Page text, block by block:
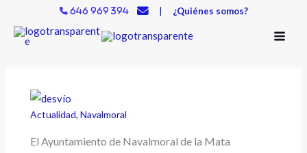
contenido
646 969 394 | ¿Quiénes somos?
Actualidad,Navalmoral
El Ayuntamiento de Navalmoral de la Mata